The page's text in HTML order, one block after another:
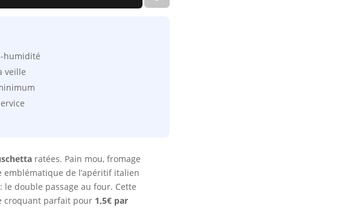
humidité
veille
ratées. Pain mou, fromage
de l’apéritif italien
double passage au four. Cette
croquant parfait pour 1,5€ par